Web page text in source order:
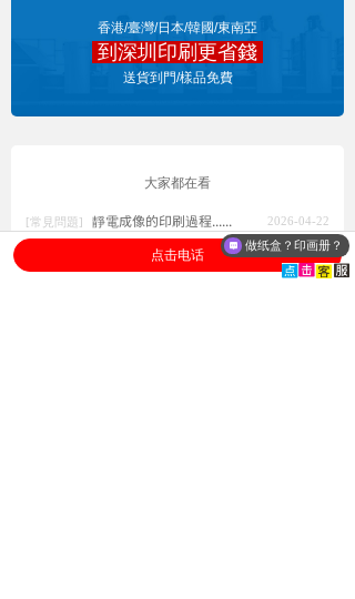
點擊報價
香港/臺灣/日本/韓國/東南亞
到深圳印刷更省錢
送貨到門/樣品免費
大家都在看
[常見問題] 靜電成像的印刷過程...... 2026-04-22
靜電成像的印刷過程...... 2026-04-21
做纸盒？印画册？
点击电话